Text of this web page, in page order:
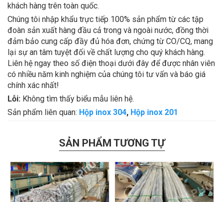
khách hàng trên toàn quốc.
Chúng tôi nhập khẩu trực tiếp 100% sản phẩm từ các tập
đoàn sản xuất hàng đầu cả trong và ngoài nước, đồng thời
đảm bảo cung cấp đầy đủ hóa đơn, chứng từ CO/CQ, mang
lại sự an tâm tuyệt đối về chất lượng cho quý khách hàng.
Liên hệ ngay theo số điện thoại dưới đây để được nhân viên
có nhiều năm kinh nghiệm của chúng tôi tư vấn và báo giá
chính xác nhất!
Lỗi: Không tìm thấy biểu mẫu liên hệ.
Sản phẩm liên quan: Hộp inox 304, Hộp inox 201
SẢN PHẨM TƯƠNG TỰ